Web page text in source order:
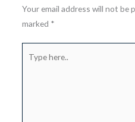
Your email address will not be
marked *
here..